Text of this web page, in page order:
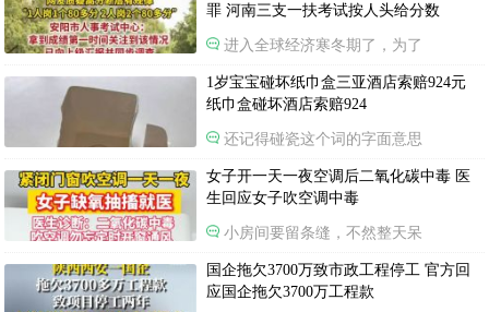
罪 河南三支一扶考试按人头给分数
进入全球经济寒冬期了，为了
1岁宝宝碰坏纸巾盒三亚酒店索赔924元
纸巾盒碰坏酒店索赔924
还记得碰瓷这个词的字面意思
女子开一天一夜空调后二氧化碳中毒 医
生回应女子吹空调中毒
小房间要留条缝，不然整天呆
国企拖欠3700万致市政工程停工 官方回
应国企拖欠3700万工程款